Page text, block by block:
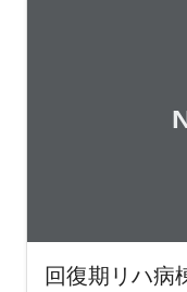
回復期リハ病